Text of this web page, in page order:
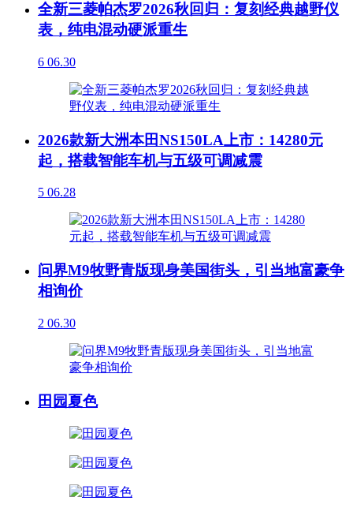
全新三菱帕杰罗2026秋回归：复刻经典越野仪
表，纯电混动硬派重生
6 06.30
2026款新大洲本田NS150LA上市：14280元
起，搭载智能车机与五级可调减震
5 06.28
问界M9牧野青版现身美国街头，引当地富豪争
相询价
2 06.30
田园夏色